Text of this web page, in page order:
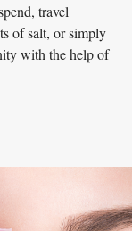
travel
of salt, or simply
with the help of